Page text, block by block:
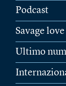
Podcast
Savage love
Ultimo